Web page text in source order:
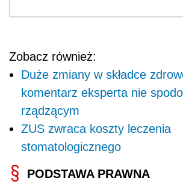
Zobacz również:
Duże zmiany w składce
komentarz eksperta nie
rządzącym
ZUS zwraca koszty leczenia
stomatologicznego
PODSTAWA PRAWNA